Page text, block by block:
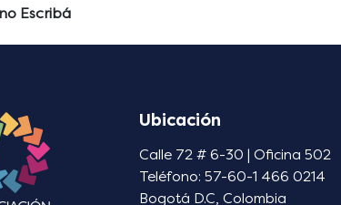
Escribá
Ubicación
Calle 72 # 6-30 | Oficina 502
Teléfono: 57-60-1 466 0214
Bogotá D.C, Colombia